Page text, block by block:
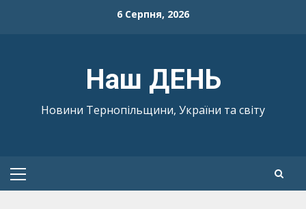
6 Серпня, 2026
Наш ДЕНЬ
Новини Тернопільщини, України та світу
Primary